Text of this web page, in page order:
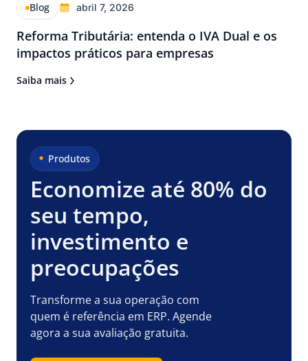
Blog abril 7, 2026
Reforma Tributária: entenda o IVA Dual e os
impactos práticos para empresas
Saiba mais
Produtos
Economize até 80% do
seu tempo,
investimento e
preocupações
Transforme a sua operação com
quem é referência em ERP. Agende
agora a sua avaliação gratuita.